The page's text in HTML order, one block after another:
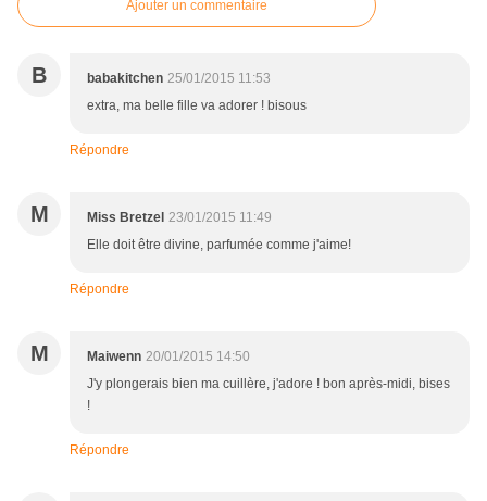
Ajouter un commentaire
B babakitchen 25/01/2015 11:53
extra, ma belle fille va adorer ! bisous
Répondre
M Miss Bretzel 23/01/2015 11:49
Elle doit être divine, parfumée comme j'aime!
Répondre
M Maiwenn 20/01/2015 14:50
J'y plongerais bien ma cuillère, j'adore ! bon après-midi, bises
!
Répondre